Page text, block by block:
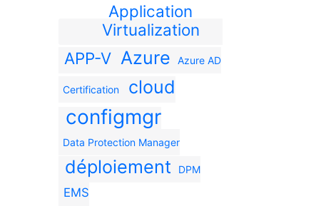
Application
Virtualization
APP-V Azure Azure AD
Certification cloud
configmgr
Data Protection Manager
déploiement DPM
EMS